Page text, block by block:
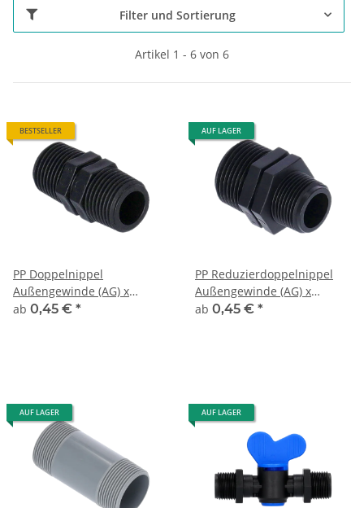
Filter und Sortierung
Artikel 1 - 6 von 6
BESTSELLER
PP Doppelnippel
Außengewinde (AG) x
Außengewinde (AG)
ab 0,45 € *
AUF LAGER
PP Reduzierdoppelnippel
Außengewinde (AG) x
Außengewinde (AG)
ab 0,45 € *
AUF LAGER AUF LAGER